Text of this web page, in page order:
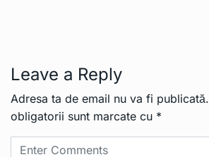
Leave a Reply
Adresa ta de email nu va fi publicată.
obligatorii sunt marcate cu *